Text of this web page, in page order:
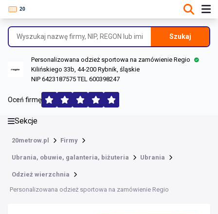
Szukaj
Personalizowana odzież sportowa na zamówienie Regio
Kilińskiego 33b, 44-200 Rybnik, śląskie
NIP 6423187575 TEL 600398247
Oceń firmę
Sekcje
20metrow.pl Firmy
Ubrania, obuwie, galanteria, biżuteria Ubrania
Odzież wierzchnia
Personalizowana odzież sportowa na zamówienie Regio
Informacje o firmie
Dane rejestrowe
Lokalizacje
Opinie (151)